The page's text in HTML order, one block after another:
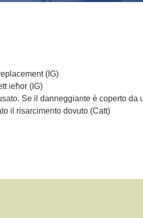
(IG)
ieħor (IG)
Se il danneggiante è coperto da
il risarcimento dovuto (Catt)